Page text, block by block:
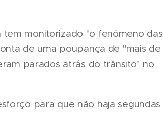
monitorizado "o fenómeno das
de uma poupança de "mais de
parados atrás do trânsito" no
para que não haja segundas